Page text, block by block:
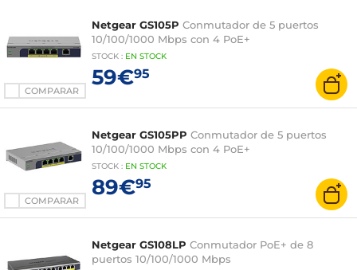
COMPARAR
Netgear GS105P Conmutador de 5 puertos
10/100/1000 Mbps con 4 PoE+
STOCK : EN STOCK
59€95
COMPARAR
Netgear GS105PP Conmutador de 5 puertos
10/100/1000 Mbps con 4 PoE+
STOCK : EN STOCK
89€95
Netgear GS108LP Conmutador PoE+ de 8
puertos 10/100/1000 Mbps